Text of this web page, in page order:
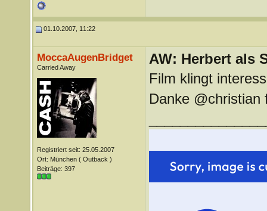
01.10.2007, 11:22
MoccaAugenBridget
Carried Away
Registriert seit: 25.05.2007
Ort: München ( Outback )
Beiträge: 397
AW: Herbert als
Film klingt
Danke @christian